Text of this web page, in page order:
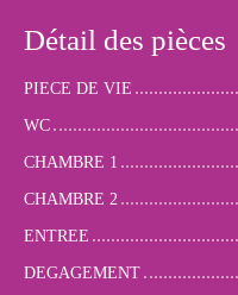
Détail des pièces
PIECE DE VIE
WC
CHAMBRE 1
CHAMBRE 2
ENTREE
DEGAGEMENT